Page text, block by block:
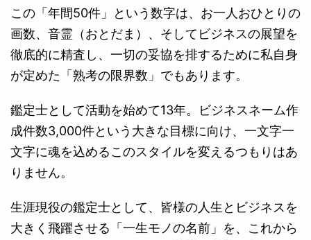
この「年間50件」という数字は、お一人おひとりの
画数、音霊（おとだま）、そしてビジネスの展望を
徹底的に精査し、一切の妥協を排するために私自身
が定めた「熟考の限界数」でもあります。
鑑定士として活動を始めて13年。ビジネスネーム作
成件数3,000件という大きな目標に向け、一文字一
文字に魂を込めるこのスタイルを変えるつもりはあ
りません。
生涯現役の鑑定士として、皆様の人生とビジネスを
大きく飛躍させる「一生モノの名前」を、これから